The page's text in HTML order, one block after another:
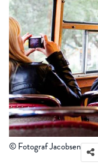
© Fotograf Jacobsen